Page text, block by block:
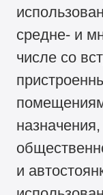
средне- и
числе со
и